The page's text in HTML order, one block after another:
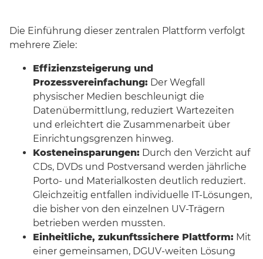
Die Einführung dieser zentralen Plattform verfolgt
mehrere Ziele:
Effizienzsteigerung und
Prozessvereinfachung: Der Wegfall
physischer Medien beschleunigt die
Datenübermittlung, reduziert Wartezeiten
und erleichtert die Zusammenarbeit über
Einrichtungsgrenzen hinweg.
Kosteneinsparungen: Durch den Verzicht auf
CDs, DVDs und Postversand werden jährliche
Porto- und Materialkosten deutlich reduziert.
Gleichzeitig entfallen individuelle IT-Lösungen,
die bisher von den einzelnen UV-Trägern
betrieben werden mussten.
Einheitliche, zukunftssichere Plattform: Mit
einer gemeinsamen, DGUV-weiten Lösung